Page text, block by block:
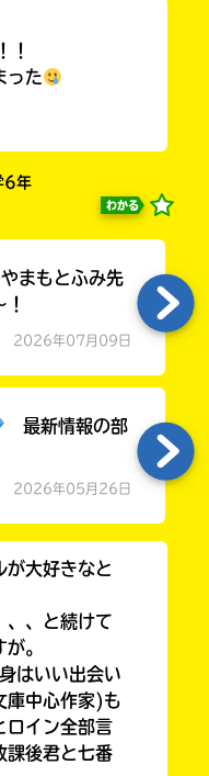
！
った
6年
わかる
まもとふみ先
2026年07月09日
最新情報の部
2026年05月26日
が大好きなと
、、と続けて
。
はいい出会い
庫中心作家)も
ロイン全部言
課後君と七番